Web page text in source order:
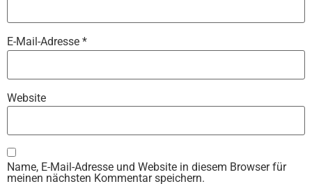
E-Mail-Adresse *
Website
Name, E-Mail-Adresse und Website in diesem Browser für
meinen nächsten Kommentar speichern.